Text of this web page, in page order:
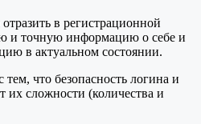
в регистрационной
и точную информацию о себе и
в актуальном состоянии.
тем, что безопасность логина и
их сложности (количества и